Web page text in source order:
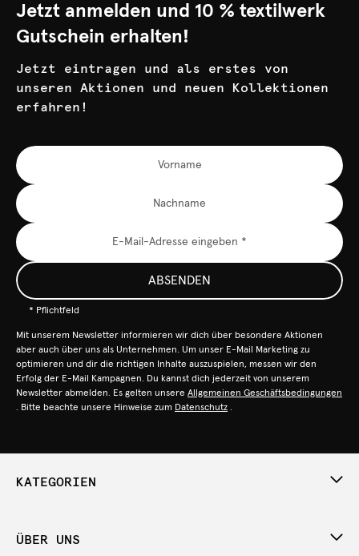
Jetzt anmelden und 10 % textilwerk
Gutschein erhalten!
Jetzt eintragen und als erstes von
unseren Aktionen und neuen Kollektionen
erfahren!
ABSENDEN
* Pflichtfeld
Mit unserem Newsletter informieren wir dich über besondere Aktionen
aber auch über uns als Unternehmen. Um unser E-Mail Marketing zu
optimieren und dir die richtigen Inhalte auszuspielen, messen wir den
Erfolg der E-Mail Kampagnen. Du kannst dich jederzeit von unserem
Newsletter abmelden. Es gelten unsere Allgemeinen Geschäftsbedingungen
. Bitte beachte unsere Hinweise zum Datenschutz .
KATEGORIEN
ÜBER UNS